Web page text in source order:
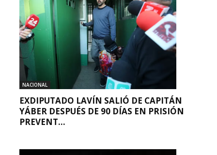
NACIONAL
EXDIPUTADO LAVÍN SALIÓ DE CAPITÁN
YÁBER DESPUÉS DE 90 DÍAS EN PRISIÓN
PREVENT...